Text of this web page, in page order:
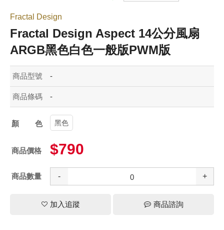
Fractal Design
Fractal Design Aspect 14公分風扇
ARGB黑色白色一般版PWM版
商品型號 -
商品條碼 -
顏色黑色
商品價格 $790
商品數量 - +
加入追蹤 商品諮詢